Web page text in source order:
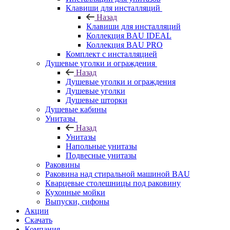
Клавиши для инсталляций
Назад
Клавиши для инсталляций
Коллекция BAU IDEAL
Коллекция BAU PRO
Комплект с инсталляцией
Душевые уголки и ограждения
Назад
Душевые уголки и ограждения
Душевые уголки
Душевые шторки
Душевые кабины
Унитазы
Назад
Унитазы
Напольные унитазы
Подвесные унитазы
Раковины
Раковина над стиральной машиной BAU
Кварцевые столешницы под раковину
Кухонные мойки
Выпуски, сифоны
Акции
Скачать